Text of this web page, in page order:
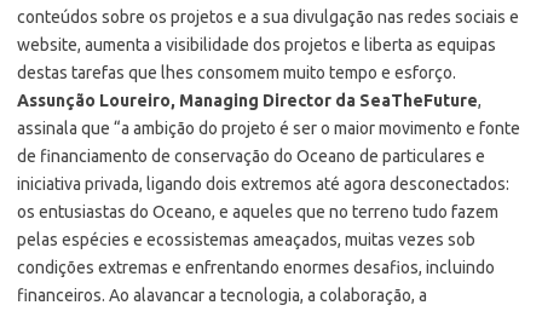
conteúdos sobre os projetos e a sua divulgação nas redes sociais e
website, aumenta a visibilidade dos projetos e liberta as equipas
destas tarefas que lhes consomem muito tempo e esforço.
Assunção Loureiro, Managing Director da SeaTheFuture,
assinala que “a ambição do projeto é ser o maior movimento e fonte
de financiamento de conservação do Oceano de particulares e
iniciativa privada, ligando dois extremos até agora desconectados:
os entusiastas do Oceano, e aqueles que no terreno tudo fazem
pelas espécies e ecossistemas ameaçados, muitas vezes sob
condições extremas e enfrentando enormes desafios, incluindo
financeiros. Ao alavancar a tecnologia, a colaboração, a